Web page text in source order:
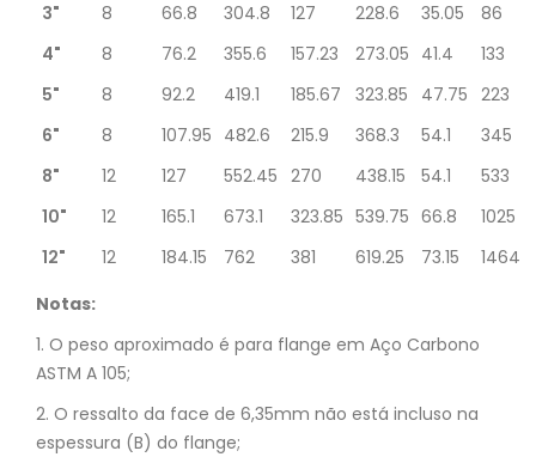
3" 8 66.8 304.8 127 228.6 35.05
86
4"
8 76.2 355.6 157.23 273.05 41.4
133
5"
8 92.2 419.1 185.67 323.85 47.75 223
6"
8 107.95 482.6 215.9 368.3 54.1
345
8"
12 127 552.45 270 438.15 54.1
533
10"
12 165.1 673.1 323.85 539.75 66.8
1025
12"
12 184.15 762 381 619.25 73.15
1464
Notas:
1. O peso aproximado é para flange em Aço Carbono
ASTM A 105;
2. O ressalto da face de 6,35mm não está incluso na
espessura (B) do flange;